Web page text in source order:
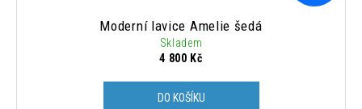
Moderní lavice Amelie šedá
Skladem
4 800 Kč
DO KOŠÍKU